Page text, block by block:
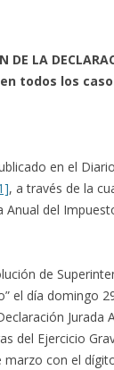
DE LA
en todos los
en el
, a través de la
del
de
el día domingo
Jurada
del Ejercicio
con el